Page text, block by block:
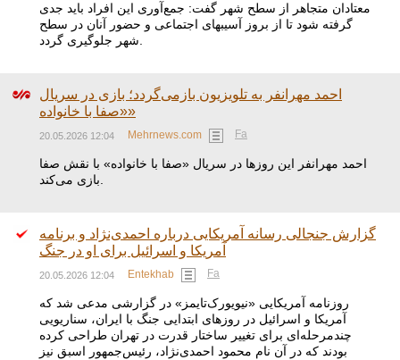
معتادان متجاهر از سطح شهر گفت: جمع‌آوری این افراد باید جدی
گرفته شود تا از بروز آسیبهای اجتماعی و حضور آنان در سطح
احمد مهرانفر به تلویزیون بازمی‌گردد؛ بازی در سریال
«صفا با خانواده»
20.05.2026 12:04 Mehrnews.com Fa
احمد مهرانفر این روزها در سریال «صفا با خانواده» با نقش صفا
گزارش جنجالی رسانه آمریکایی درباره احمدی‌نژاد و برنامه
آمریکا و اسرائیل برای او در جنگ
20.05.2026 12:04 Entekhab Fa
روزنامه آمریکایی «نیویورک‌تایمز» در گزارشی مدعی شد که
آمریکا و اسرائیل در روزهای ابتدایی جنگ با ایران، سناریویی
چندمرحله‌ای برای تغییر ساختار قدرت در تهران طراحی کرده
بودند که در آن نام محمود احمدی‌نژاد، رئیس‌جمهور اسبق نیز